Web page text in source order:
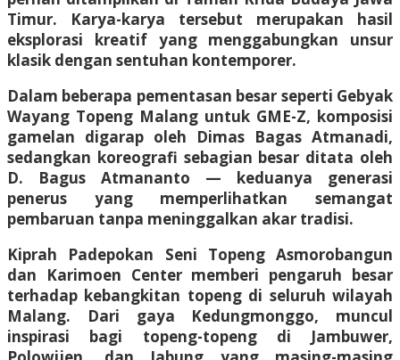
Timur. Karya-karya tersebut merupakan hasil
eksplorasi kreatif yang menggabungkan unsur
klasik dengan sentuhan kontemporer.
Dalam beberapa pementasan besar seperti Gebyak
Wayang Topeng Malang untuk GME-Z, komposisi
gamelan digarap oleh Dimas Bagas Atmanadi,
sedangkan koreografi sebagian besar ditata oleh
D. Bagus Atmananto — keduanya generasi
penerus yang memperlihatkan semangat
pembaruan tanpa meninggalkan akar tradisi.
Kiprah Padepokan Seni Topeng Asmorobangun
dan Karimoen Center memberi pengaruh besar
terhadap kebangkitan topeng di seluruh wilayah
Malang. Dari gaya Kedungmonggo, muncul
inspirasi bagi topeng-topeng di Jambuwer,